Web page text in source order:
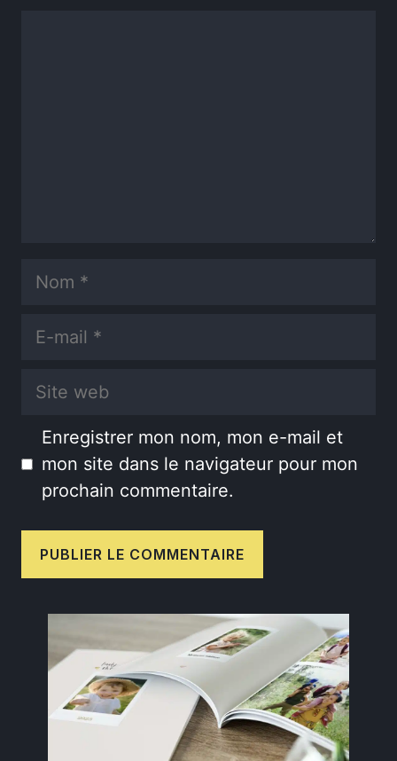
Nom
E-
Site
Enregistrer mon nom, mon e-mail et
mon site dans le navigateur pour mon
prochain commentaire.